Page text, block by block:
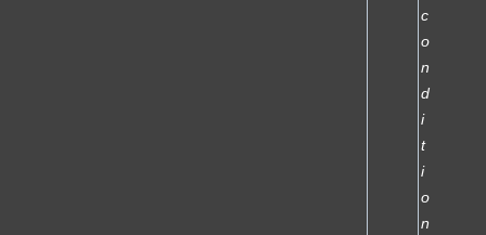
c
o
n
d
i
t
i
o
n